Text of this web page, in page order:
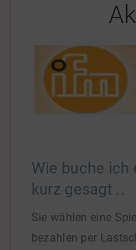
Wie buche ich
kurz gesagt ..
Sie wählen eine
bezahlen per